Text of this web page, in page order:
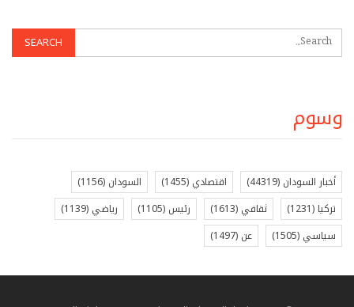
وسوم
أخبار السودان (44319) اقتصادي (1455) السودان (1156)
تركيا (1231) ثقافي (1613) رئيس (1105) رياضي (1139)
سياسي (1505) عن (1497)